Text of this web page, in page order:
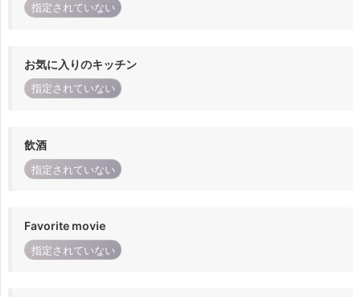
指定されていない
お気に入りのキッチン
指定されていない
飲酒
指定されていない
Favorite movie
指定されていない